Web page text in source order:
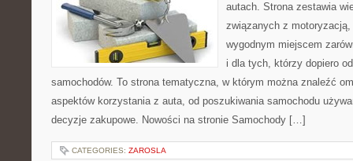
autach. Strona zestawia
związanych z
wygodnym miejscem
i dla tych, którzy dopiero
samochodów. To strona tematyczna, w którym można znaleźć
aspektów korzystania z auta, od poszukiwania samochodu
decyzje zakupowe. Nowości na stronie Samochody […]
CATEGORIES: ZAROSLA